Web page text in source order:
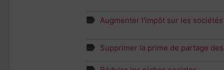
Augmenter l'impôt sur les
Supprimer la prime de partage